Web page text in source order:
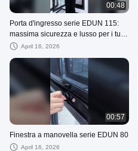
00:48
Porta d'ingresso serie EDUN 115:
massima sicurezza e lusso per i tuoi
progetti!
April 16, 2026
00:57
Finestra a manovella serie EDUN 80
April 16, 2026